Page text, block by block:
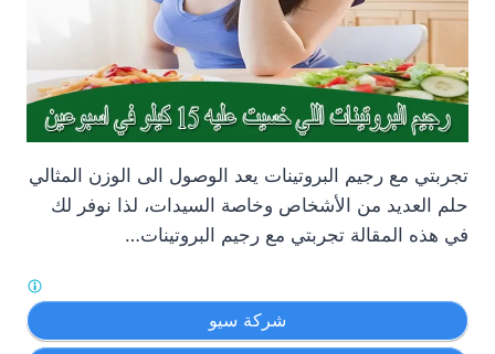
تجربتي مع رجيم البروتينات يعد الوصول الى الوزن المثالي
حلم العديد من الأشخاص وخاصة السيدات، لذا نوفر لك
في هذه المقالة تجربتي مع رجيم البروتينات…
شركة سيو